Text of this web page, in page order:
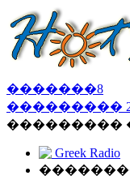
�������8
���������
���������
Greek Radio